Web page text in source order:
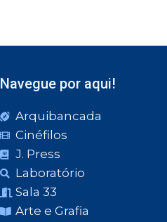
Navegue por aqui!
Arquibancada
Cinéfilos
J. Press
Laboratório
Sala 33
Arte e Grafia